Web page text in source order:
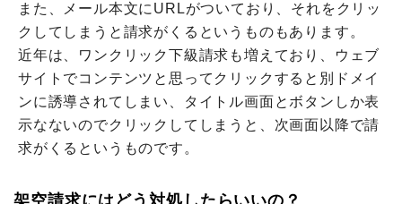
また、メール本文にURLがついており、それをクリッ
クしてしまうと請求がくるというものもあります。
近年は、ワンクリック下級請求も増えており、ウェブ
サイトでコンテンツと思ってクリックすると別ドメイ
ンに誘導されてしまい、タイトル画面とボタンしか表
示なないのでクリックしてしまうと、次画面以降で請
求がくるというものです。